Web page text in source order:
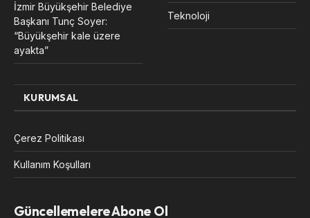
İzmir Büyükşehir Belediye
Başkanı Tunç Soyer:
“Büyükşehir kale üzere
ayakta”
Teknoloji
KURUMSAL
Çerez Politikası
Kullanım Koşulları
Güncellemelere Abone Ol